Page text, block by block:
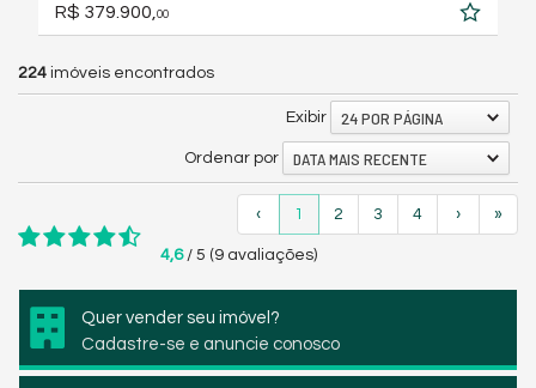
R$ 379.900, 00
224 imóveis encontrados
Exibir 24 POR PÁGINA
Ordenar por DATA MAIS RECENTE
‹ 1 2 3 4 › »
4,6/ 5 (9 avaliações)
Quer vender seu imóvel?
Cadastre-se e anuncie conosco